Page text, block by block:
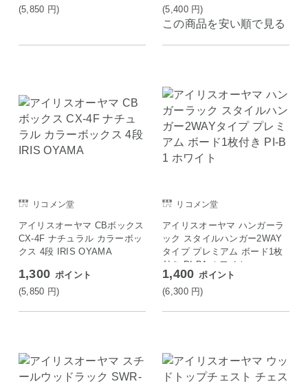
(5,850 円)
(5,400 円)
この商品を安い順で見る
リコメン堂
アイリスオーヤマ CBボックス
CX-4F ナチュラル カラーボッ
クス 4段 IRIS OYAMA
1,300 ポイント
(5,850 円)
リコメン堂
アイリスオーヤマ ハンガーラ
ック スタイルハンガー2WAY
タイプ プレミアム ボード1枚
付き PI-B1 ホワイト
1,400 ポイント
(6,300 円)